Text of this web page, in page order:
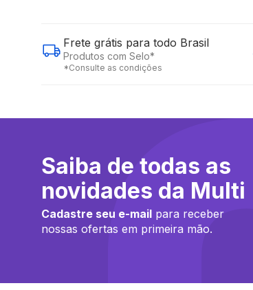
Frete grátis para todo Brasil
Produtos com Selo*
*Consulte as condições
Saiba de todas as
novidades da Multi
Cadastre seu e-mail para receber
nossas ofertas em primeira mão.